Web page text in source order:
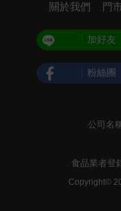
關於我們 門
加好友
粉絲團
公司名
食品業者登
Copyright©